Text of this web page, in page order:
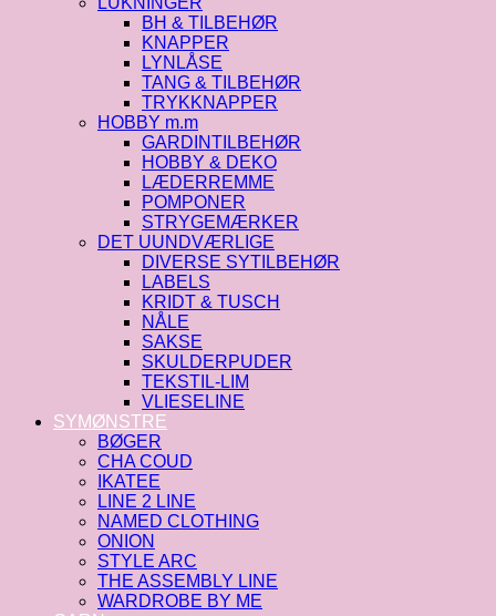
BH & TILBEHØR
KNAPPER
LYNLÅSE
TANG & TILBEHØR
TRYKKNAPPER
HOBBY m.m
GARDINTILBEHØR
HOBBY & DEKO
LÆDERREMME
POMPONER
STRYGEMÆRKER
DET UUNDVÆRLIGE
DIVERSE SYTILBEHØR
LABELS
KRIDT & TUSCH
NÅLE
SAKSE
SKULDERPUDER
TEKSTIL-LIM
VLIESELINE
SYMØNSTRE
BØGER
CHA COUD
IKATEE
LINE 2 LINE
NAMED CLOTHING
ONION
STYLE ARC
THE ASSEMBLY LINE
WARDROBE BY ME